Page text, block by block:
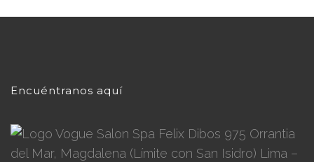
Encuéntranos aquí
Felix Dibos 975 Orrantia
del Mar, Magdalena (Límite con San Isidro) Lima –